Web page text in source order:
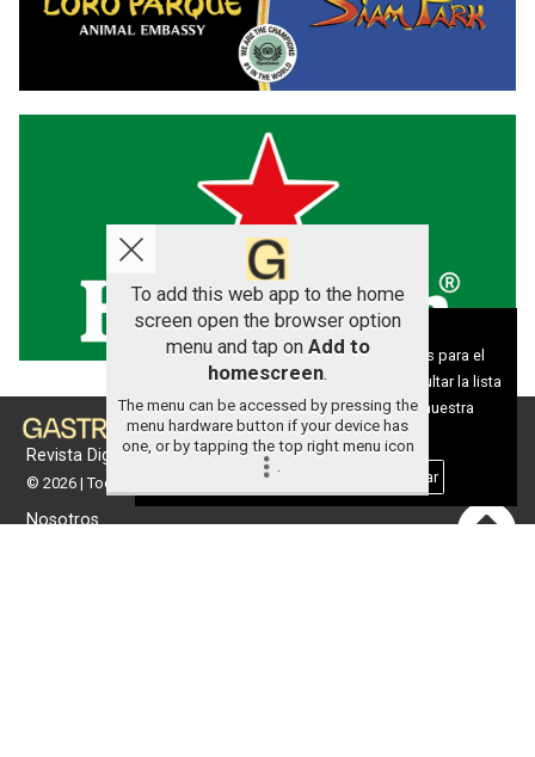
Revista Digital de gastronomía
© 2026 | Todos los derechos reservados
Nosotros
To add this web app to the home
screen open the browser option
menu and tap on Add to
homescreen.
The menu can be accessed by pressing the
menu hardware button if your device has
one, or by tapping the top right menu icon
.
Aviso sobre el Uso de cookies:
Utilizamos cookies nuestras y de terceros para el
funcionamiento del digital. Puedes consultar la lista
de cookies y como desconectarlas. Ver nuestra
Política de Privacidad y Cookies
Aceptar Cookies Personalizar